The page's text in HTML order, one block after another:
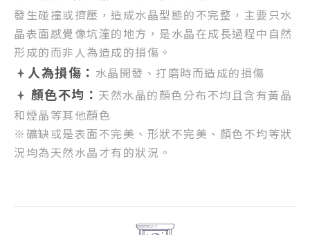
發生碰撞或擠壓， 造成水晶型態的不完整， 主要只水
晶表面感覺像坑漥的地方， 是水晶在成長過程中自然
形成的而非人為造成的損傷。
人為損傷： 水晶開發、打磨時而造成的損傷
顏色不均： 天然水晶的顏色分布不均且含有黃晶
和煙晶等其他顏色
※礦缺或是表面不完美、形狀不完美、顏色不均等狀
況均為天然水晶才有的狀況。